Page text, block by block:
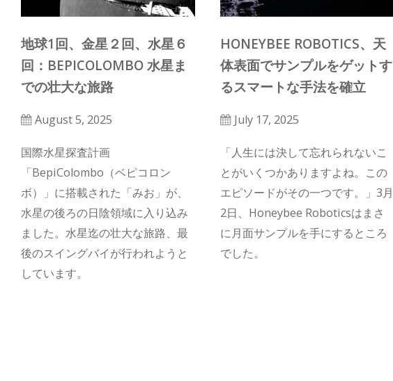
地球1回、金星２回、水星６
回：BEPICOLOMBO 水星ま
での壮大な旅路
August 5, 2025
国際水星探査計画
「BepiColombo（ベピコロン
ボ）」に搭載された「みお」が、
水星の後ろの日陰領域に入り込み
ました。水星迄の壮大な旅路、最
後のスイングバイが行われようと
しています。
HONEYBEE ROBOTICS、天
体表面でサンプルをゲットす
るスマートな手法を確立
July 17, 2025
「人生には決して忘れられないこ
とがいくつかありますよね。この
エピソードがその一つです。」3月
2日、Honeybee Roboticsはまさ
に月面サンプルを手にするところ
でした。